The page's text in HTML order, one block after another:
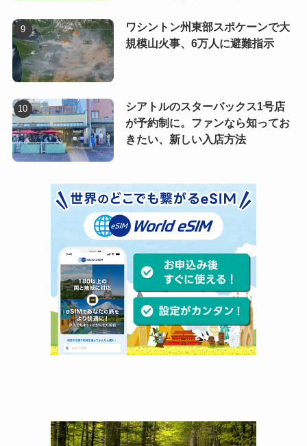
ワシントン州東部スポケーンで大
規模山火事、6万人に避難指示
シアトルのスターバックス1号店
が予約制に。ファンなら知ってお
きたい、新しい入店方法